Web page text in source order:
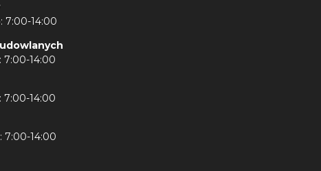
7:00-14:00
7:00-14:00
7:00-14:00
7:00-14:00